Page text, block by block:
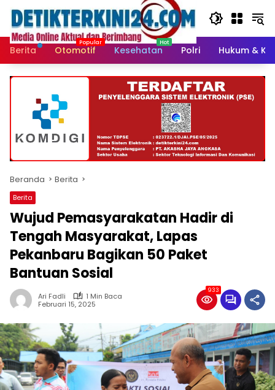
Langsung
konten
Berita
Otomotif Kesehatan Polri Hukum &
Beranda Berita
Berita
Wujud Pemasyarakatan Hadir di
Tengah Masyarakat, Lapas
Pekanbaru Bagikan 50 Paket
Bantuan Sosial
Ari Fadli
1 Min Baca
Februari 15, 2025
933